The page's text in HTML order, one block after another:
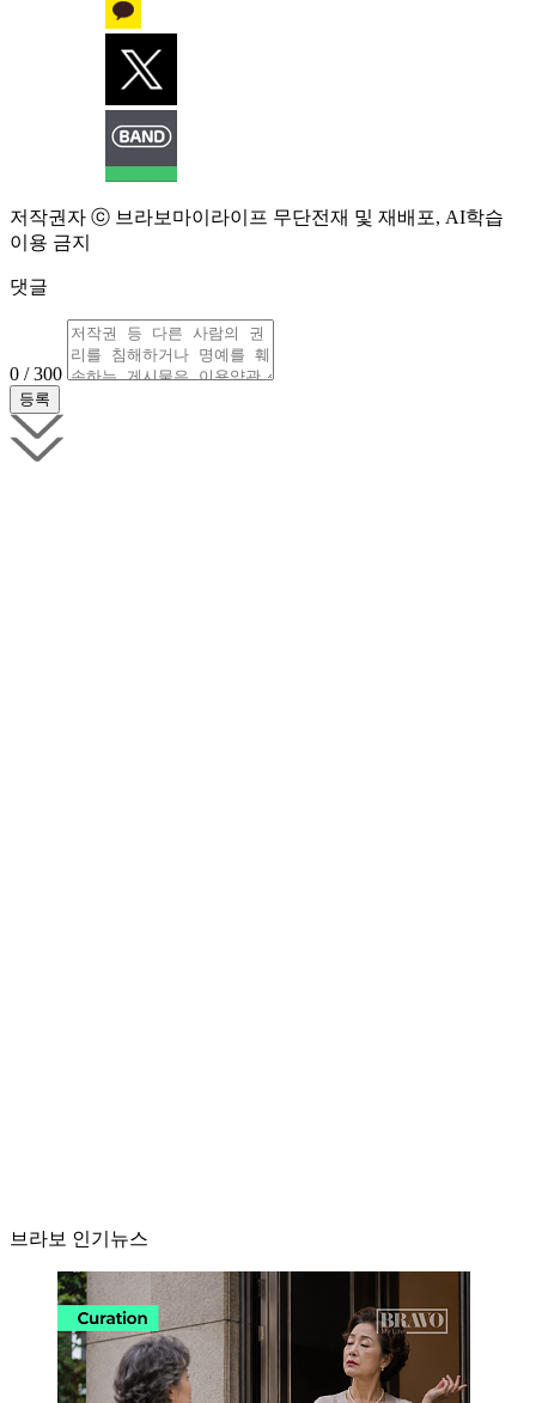
저작권자 ⓒ 브라보마이라이프 무단전재 및 재배포, AI학습
이용 금지
댓글
0 / 300
브라보 인기뉴스